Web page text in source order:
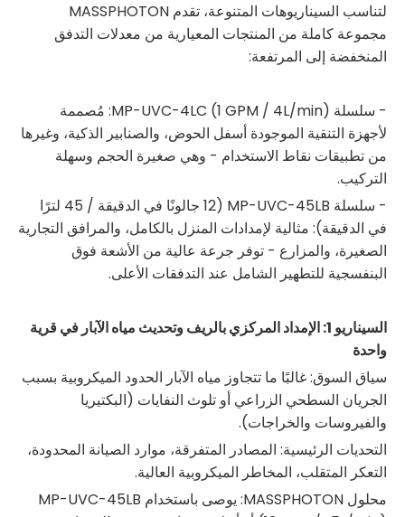
لتناسب السيناريوهات المتنوعة، تقدم MASSPHOTON
مجموعة كاملة من المنتجات المعيارية من معدلات التدفق
المنخفضة إلى المرتفعة:
- سلسلة MP-UVC-4LC (1 GPM / 4L/min): مُصممة
لأجهزة التنقية الموجودة أسفل الحوض، والصنابير الذكية، وغيرها
من تطبيقات نقاط الاستخدام - وهي صغيرة الحجم وسهلة
التركيب.
- سلسلة MP-UVC-45LB (12 جالونًا في الدقيقة / 45 لترًا
في الدقيقة): مثالية لإمدادات المنزل بالكامل، والمرافق التجارية
الصغيرة، والمزارع - توفر جرعة عالية من الأشعة فوق
البنفسجية للتطهير الشامل عند التدفقات الأعلى.
السيناريو 1: الإمداد المركزي بالريف وتحديث مياه الآبار في قرية
واحدة
سياق السوق: غالبًا ما تتجاوز مياه الآبار الحدود الميكروبية بسبب
الجريان السطحي الزراعي أو تلوث النفايات (البكتيريا
والفيروسات والخراجات).
التحديات الرئيسية: المصادر المتفرقة، موارد الصيانة المحدودة،
التعكر المتقلب، المخاطر الميكروبية العالية.
محلول MASSPHOTON: يوصى باستخدام MP-UVC-45LB